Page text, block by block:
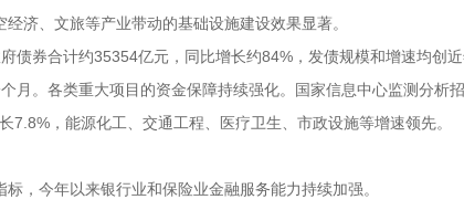
济、文旅等产业带动的基础设施建设效果显著。
债券合计约35354亿元，同比增长约84%，发债规模和增速均创
月。各类重大项目的资金保障持续强化。国家信息中心监测分析招
，能源化工、交通工程、医疗卫生、市政设施等增速领先。
，今年以来银行业和保险业金融服务能力持续加强。